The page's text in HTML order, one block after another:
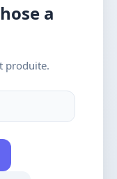
a
produite.